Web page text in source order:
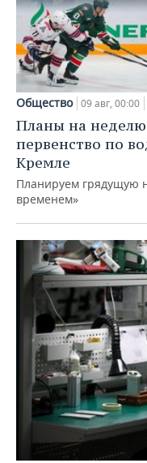
Общество 09 авг, 00:00
Планы на
первенство по
Кремле
Планируем грядущую
временем»